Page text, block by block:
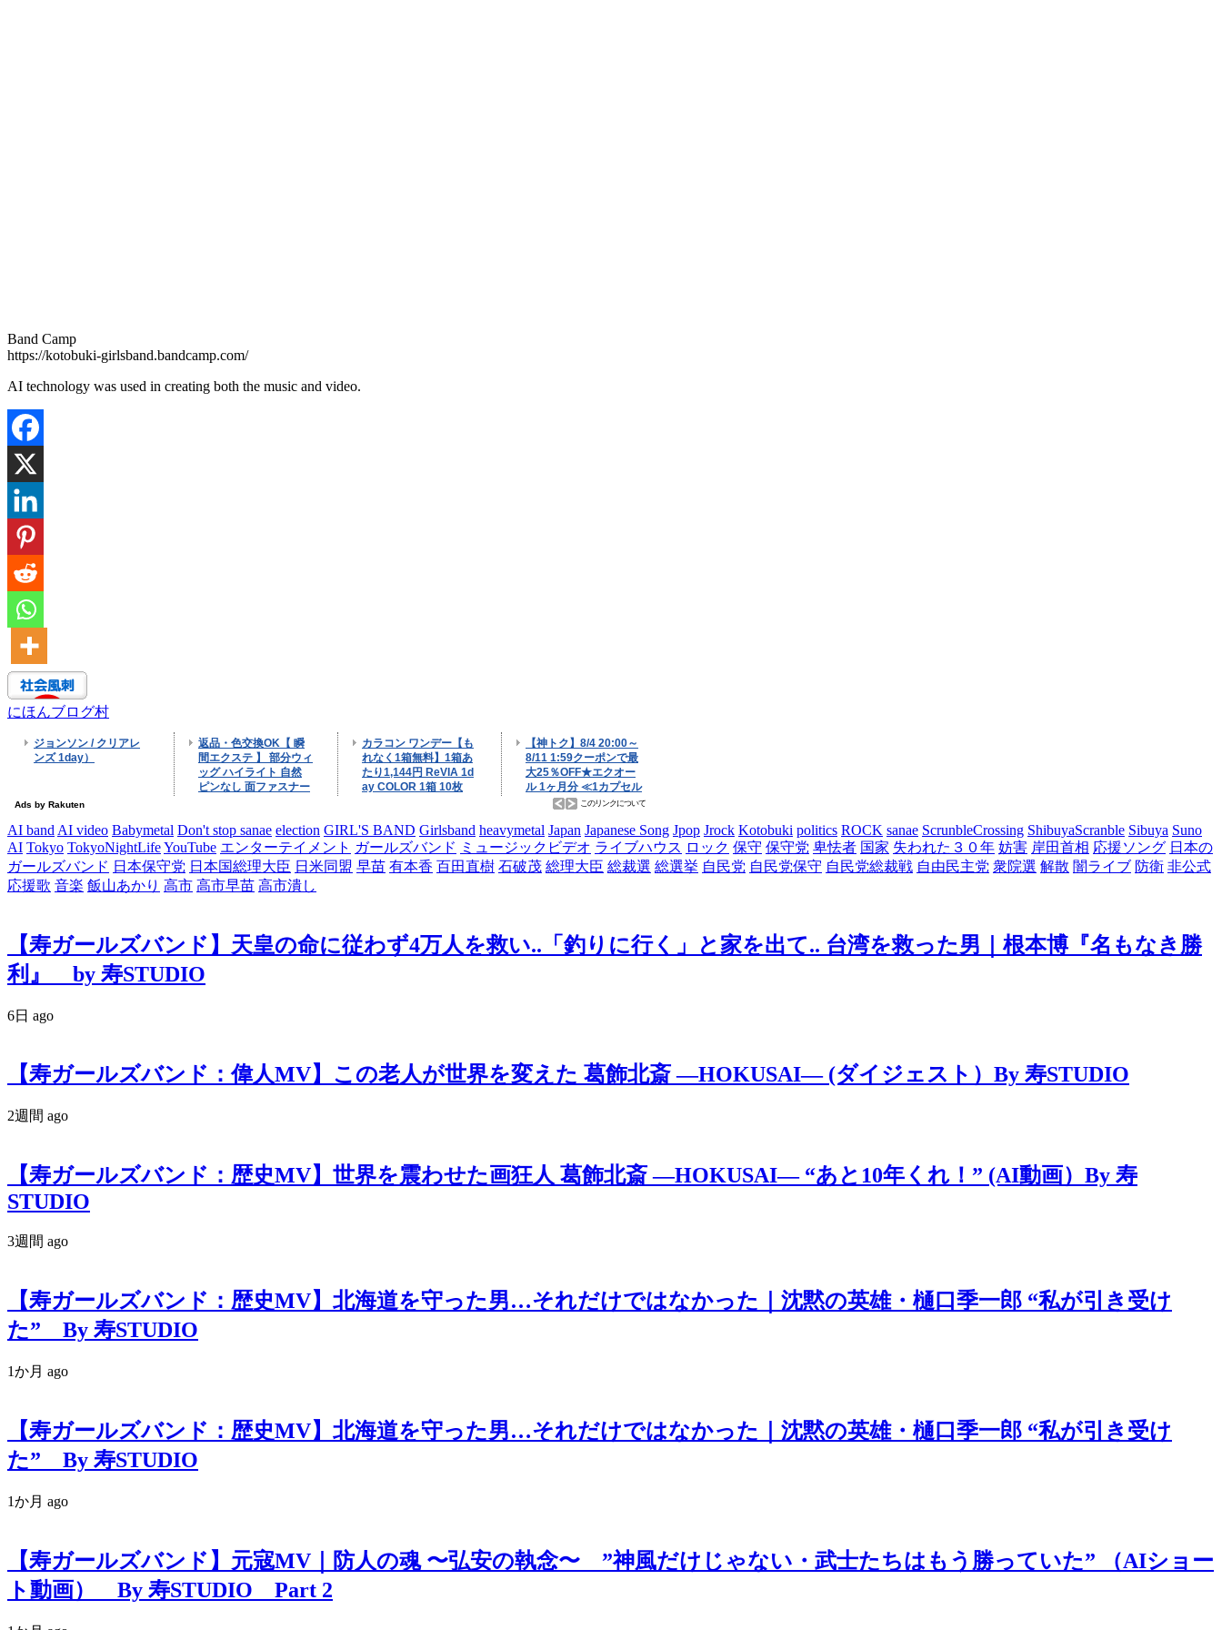
Band Camp
https://kotobuki-girlsband.bandcamp.com/
AI technology was used in creating both the music and video.
にほんブログ村
AI band AI video Babymetal Don't stop sanae election GIRL'S BAND Girlsband heavymetal Japan Japanese Song Jpop Jrock Kotobuki politics ROCK sanae ScrunbleCrossing ShibuyaScranble Sibuya Suno
AI Tokyo TokyoNightLifeYouTube エンターテイメント ガールズバンド ミュージックビデオ ライブハウス ロック 保守 保守党 卑怯者 国家 失われた３０年 妨害 岸田首相 応援ソング 日本の
ガールズバンド 日本保守党 日本国総理大臣 日米同盟 早苗 有本香 百田直樹 石破茂 総理大臣 総裁選 総選挙 自民党 自民党保守 自民党総裁戦 自由民主党 衆院選 解散 闇ライブ 防衛 非公式
応援歌 音楽 飯山あかり 高市 高市早苗 高市潰し
【寿ガールズバンド】天皇の命に従わず4万人を救い..「釣りに行く」と家を出て.. 台湾を救った男｜根本博『名もなき勝
利』 by 寿STUDIO
6日 ago
【寿ガールズバンド：偉人MV】この老人が世界を変えた 葛飾北斎 ―HOKUSAI― (ダイジェスト）By 寿STUDIO
2週間 ago
【寿ガールズバンド：歴史MV】世界を震わせた画狂人 葛飾北斎 ―HOKUSAI― “あと10年くれ！” (AI動画）By 寿
STUDIO
3週間 ago
【寿ガールズバンド：歴史MV】北海道を守った男…それだけではなかった｜沈黙の英雄・樋口季一郎 “私が引き受け
た” By 寿STUDIO
1か月 ago
【寿ガールズバンド：歴史MV】北海道を守った男…それだけではなかった｜沈黙の英雄・樋口季一郎 “私が引き受け
た” By 寿STUDIO
1か月 ago
【寿ガールズバンド】元寇MV｜防人の魂 〜弘安の執念〜 ”神風だけじゃない・武士たちはもう勝っていた” （AIショー
ト動画） By 寿STUDIO Part 2